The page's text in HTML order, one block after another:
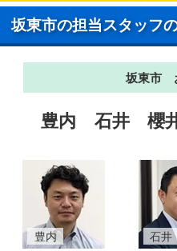
坂東市の担当スタッフ
坂東市
豊内 石井 櫻
豊内 石井